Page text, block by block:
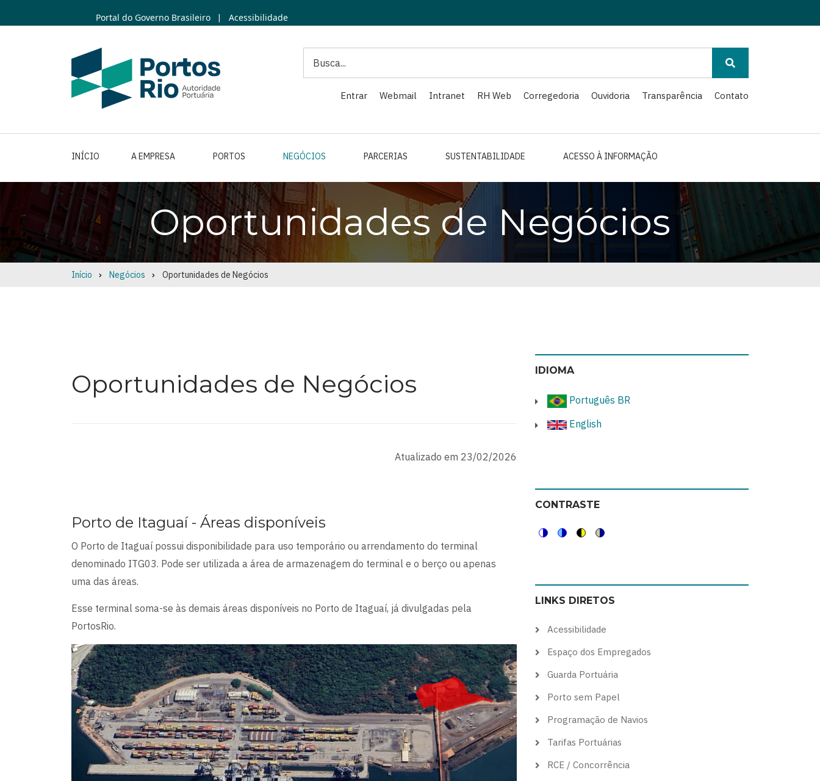
to
Portal do Governo Brasileiro | Acessibilidade
Entrar Webmail Intranet RH Web Corregedoria Ouvidoria Transparência Contato
INÍCIO A EMPRESA PORTOS NEGÓCIOS PARCERIAS SUSTENTABILIDADE ACESSO À INFORMAÇÃO
Oportunidades de Negócios
Breadcrumb
Início Negócios Oportunidades de Negócios
Oportunidades de Negócios
Atualizado em 23/02/2026
Porto de Itaguaí - Áreas disponíveis
O Porto de Itaguaí possui disponibilidade para uso temporário ou arrendamento do terminal
denominado ITG03. Pode ser utilizada a área de armazenagem do terminal e o berço ou apenas
uma das áreas.
Esse terminal soma-se às demais áreas disponíveis no Porto de Itaguaí, já divulgadas pela
PortosRio.
IDIOMA
Português BR
English
CONTRASTE
color
theme
blue
theme
high
visibility
soft
theme
LINKS DIRETOS
Acessibilidade
Espaço dos Empregados
Guarda Portuária
Porto sem Papel
Programação de Navios
Tarifas Portuárias
RCE / Concorrência